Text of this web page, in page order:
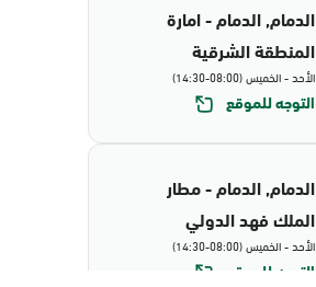
الدمام, الدمام - امارة
المنطقة الشرقية
الأحد - الخميس (08:00-14:30)
التوجه للموقع
الدمام, الدمام - مطار
الملك فهد الدولي
الأحد - الخميس (08:00-14:30)
التوجه للموقع